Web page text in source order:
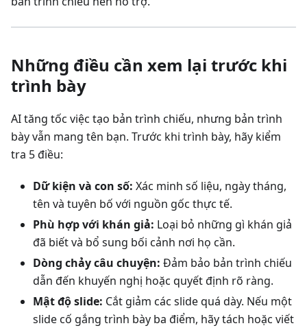
Những điều cần xem lại trước khi
trình bày
AI tăng tốc việc tạo bản trình chiếu, nhưng bản trình
bày vẫn mang tên bạn. Trước khi trình bày, hãy kiểm
tra 5 điều:
Dữ kiện và con số: Xác minh số liệu, ngày tháng,
tên và tuyên bố với nguồn gốc thực tế.
Phù hợp với khán giả: Loại bỏ những gì khán giả
đã biết và bổ sung bối cảnh nơi họ cần.
Dòng chảy câu chuyện: Đảm bảo bản trình chiếu
dẫn đến khuyến nghị hoặc quyết định rõ ràng.
Mật độ slide: Cắt giảm các slide quá dày. Nếu một
slide cố gắng trình bày ba điểm, hãy tách hoặc viết